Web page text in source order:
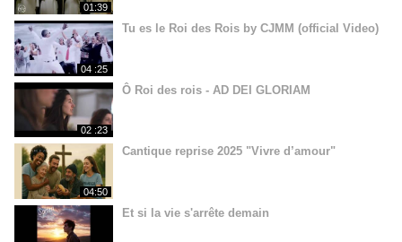
01:39
04 :25
Tu es le Roi des Rois by CJMM (official Video)
02 :23
Ô Roi des rois - AD DEI GLORIAM
04:50
Cantique reprise 2025 "Vivre d’amour"
Et si la vie s'arrête demain